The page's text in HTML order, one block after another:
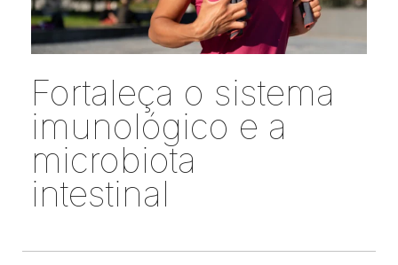
Fortaleça o sistema
imunológico e a
microbiota
intestinal